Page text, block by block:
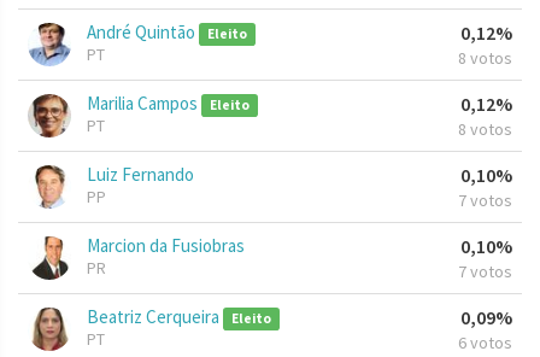
André Quintão Eleito
PT
0,12%
8 votos
Marilia Campos Eleito
PT
0,12%
8 votos
Luiz Fernando
PP
0,10%
7 votos
Marcion da Fusiobras
PR
0,10%
7 votos
Beatriz Cerqueira Eleito
PT
0,09%
6 votos